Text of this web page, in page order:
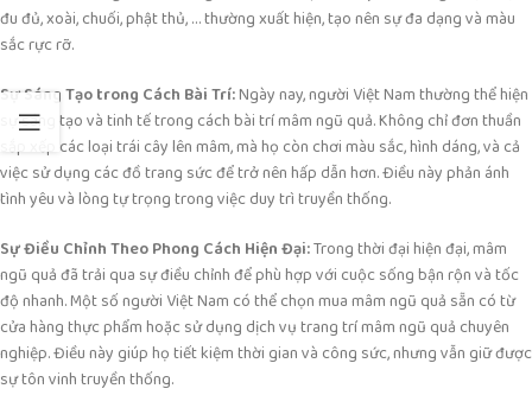
đu đủ, xoài, chuối, phật thủ, … thường xuất hiện, tạo nên sự đa dạng và màu
sắc rực rỡ.
Sự Sáng Tạo trong Cách Bài Trí:Ngày nay, người Việt Nam thường thể hiện
sự sáng tạo và tinh tế trong cách bài trí mâm ngũ quả. Không chỉ đơn thuần
sắp xếp các loại trái cây lên mâm, mà họ còn chơi màu sắc, hình dáng, và cả
việc sử dụng các đồ trang sức để trở nên hấp dẫn hơn. Điều này phản ánh
tình yêu và lòng tự trọng trong việc duy trì truyền thống.
Sự Điều Chỉnh Theo Phong Cách Hiện Đại:Trong thời đại hiện đại, mâm
ngũ quả đã trải qua sự điều chỉnh để phù hợp với cuộc sống bận rộn và tốc
độ nhanh. Một số người Việt Nam có thể chọn mua mâm ngũ quả sẵn có từ
cửa hàng thực phẩm hoặc sử dụng dịch vụ trang trí mâm ngũ quả chuyên
nghiệp. Điều này giúp họ tiết kiệm thời gian và công sức, nhưng vẫn giữ được
sự tôn vinh truyền thống.